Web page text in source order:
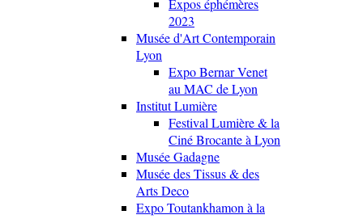
Expos éphémères
2023
Musée d'Art Contemporain
Lyon
Expo Bernar Venet
au MAC de Lyon
Institut Lumière
Festival Lumière & la
Ciné Brocante à Lyon
Musée Gadagne
Musée des Tissus & des
Arts Deco
Expo Toutankhamon à la